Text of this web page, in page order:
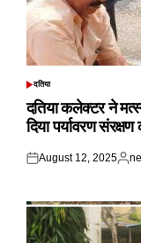
POSTED
दतिया
दतिया कलेक्टर ने
दिया पर्यावरण
Posted
August 12, 2025